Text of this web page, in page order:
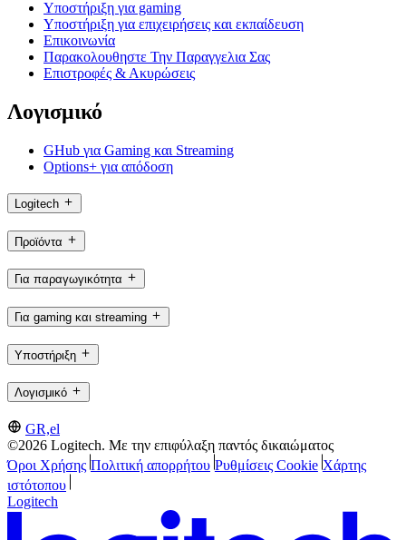
Υποστήριξη για gaming
Υποστήριξη για επιχειρήσεις και εκπαίδευση
Επικοινωνία
Παρακολουθηστε Την Παραγγελια Σας
Επιστροφές & Ακυρώσεις
Λογισμικό
GHub για Gaming και Streaming
Options+ για απόδοση
Logitech
Προϊόντα
Για παραγωγικότητα
Για gaming και streaming
Υποστήριξη
Λογισμικό
GR,el
©2026 Logitech. Με την επιφύλαξη παντός δικαιώματος
Όροι Χρήσης Πολιτική απορρήτου Ρυθμίσεις Cookie Χάρτης
ιστότοπου
Logitech